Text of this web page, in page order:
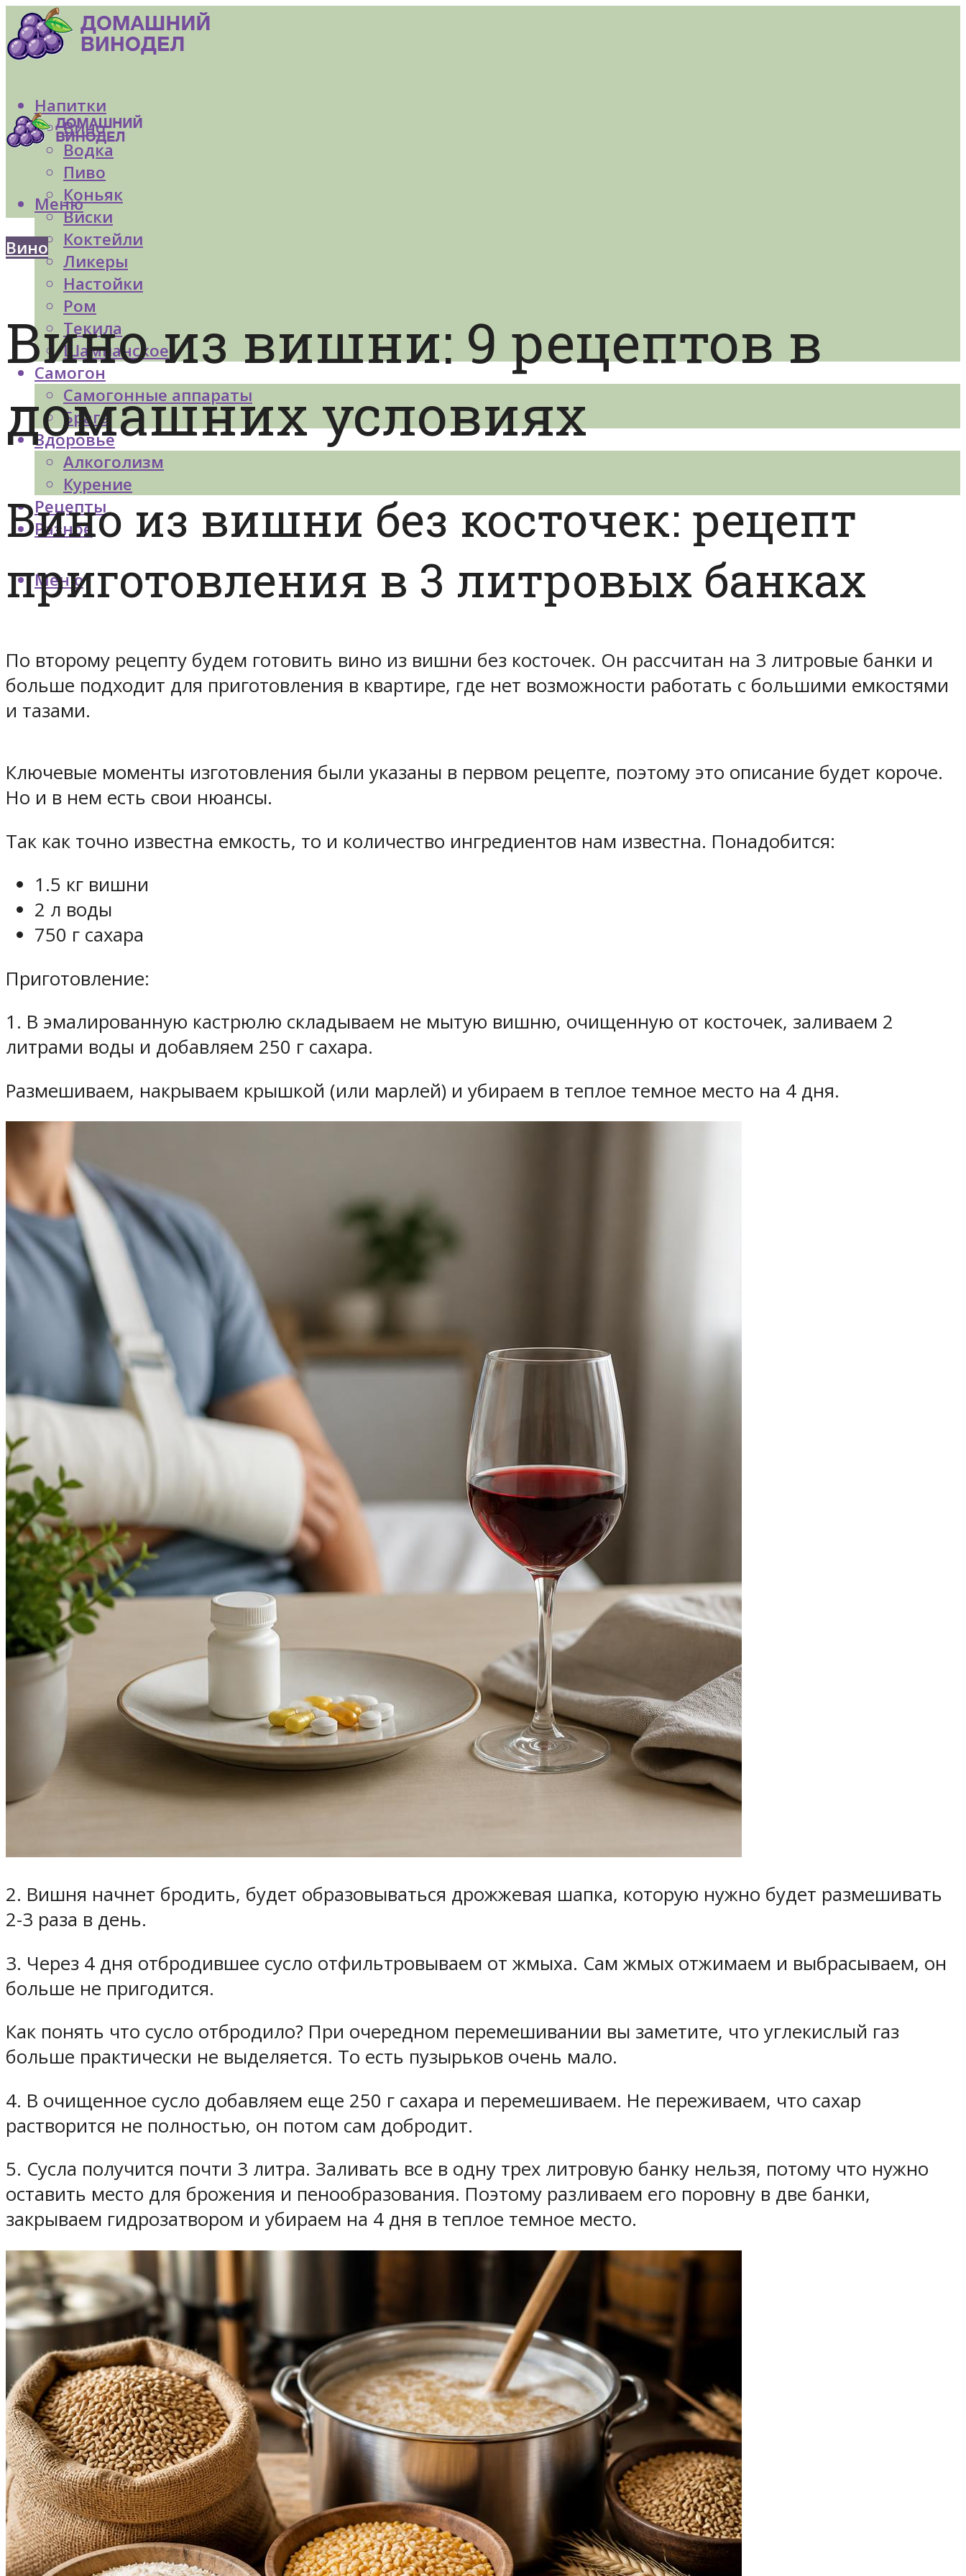
Напитки
Вино
Водка
Пиво
Коньяк
Виски
Коктейли
Ликеры
Настойки
Ром
Текила
Шампанское
Самогон
Самогонные аппараты
Брага
Здоровье
Алкоголизм
Курение
Рецепты
Разное
Меню
Меню
Вино
Вино из вишни: 9 рецептов в
домашних условиях
Вино из вишни без косточек: рецепт
приготовления в 3 литровых банках
По второму рецепту будем готовить вино из вишни без косточек. Он рассчитан на 3 литровые банки и
больше подходит для приготовления в квартире, где нет возможности работать с большими емкостями
и тазами.
Ключевые моменты изготовления были указаны в первом рецепте, поэтому это описание будет короче.
Но и в нем есть свои нюансы.
Так как точно известна емкость, то и количество ингредиентов нам известна. Понадобится:
1.5 кг вишни
2 л воды
750 г сахара
Приготовление:
1. В эмалированную кастрюлю складываем не мытую вишню, очищенную от косточек, заливаем 2
литрами воды и добавляем 250 г сахара.
Размешиваем, накрываем крышкой (или марлей) и убираем в теплое темное место на 4 дня.
2. Вишня начнет бродить, будет образовываться дрожжевая шапка, которую нужно будет размешивать
2-3 раза в день.
3. Через 4 дня отбродившее сусло отфильтровываем от жмыха. Сам жмых отжимаем и выбрасываем, он
больше не пригодится.
Как понять что сусло отбродило? При очередном перемешивании вы заметите, что углекислый газ
больше практически не выделяется. То есть пузырьков очень мало.
4. В очищенное сусло добавляем еще 250 г сахара и перемешиваем. Не переживаем, что сахар
растворится не полностью, он потом сам добродит.
5. Сусла получится почти 3 литра. Заливать все в одну трех литровую банку нельзя, потому что нужно
оставить место для брожения и пенообразования. Поэтому разливаем его поровну в две банки,
закрываем гидрозатвором и убираем на 4 дня в теплое темное место.